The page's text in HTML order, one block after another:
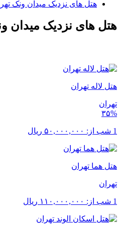
هتل های نزدیک میدان ونک
هتل های نزدیک میدان
هتل لاله تهران
تهران
۳۵%
1 شب از: ۵۰,۰۰۰,۰۰۰ ریال
هتل هما تهران
تهران
1 شب از: ۱۱۰,۰۰۰,۰۰۰ ریال